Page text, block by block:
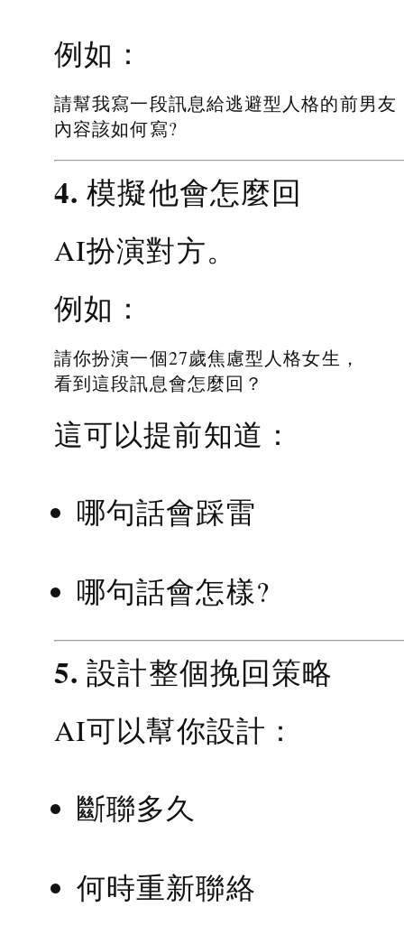
例如：
請幫我寫一段訊息給逃避型人格的前男友
內容該如何寫?
4. 模擬他會怎麼回
AI扮演對方。
例如：
請你扮演一個27歲焦慮型人格女生，
看到這段訊息會怎麼回？
這可以提前知道：
哪句話會踩雷
哪句話會怎樣?
5. 設計整個挽回策略
AI可以幫你設計：
斷聯多久
何時重新聯絡